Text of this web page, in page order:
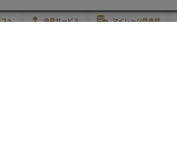
ト 会員サービス マイレージ倶楽部